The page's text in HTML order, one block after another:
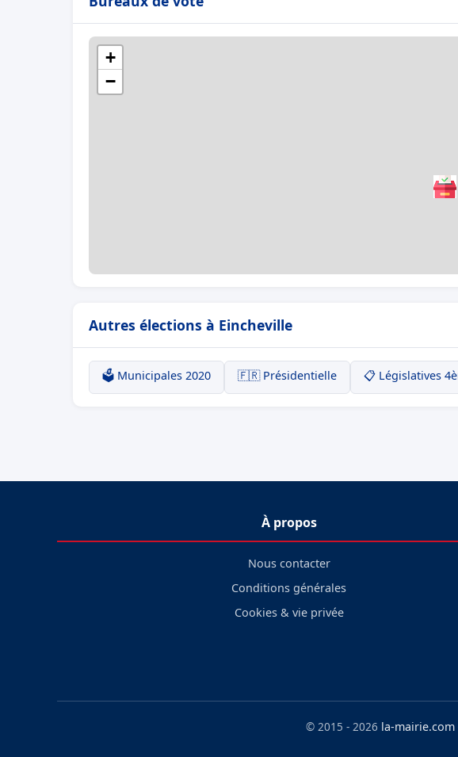
+
−
Autres élections à Eincheville
🗳️ Municipales 2020 🇫🇷 Présidentielle 📋 Législatives
À propos
Nous contacter
Conditions générales
Cookies & vie privée
© 2015 - 2026 la-mairie.com